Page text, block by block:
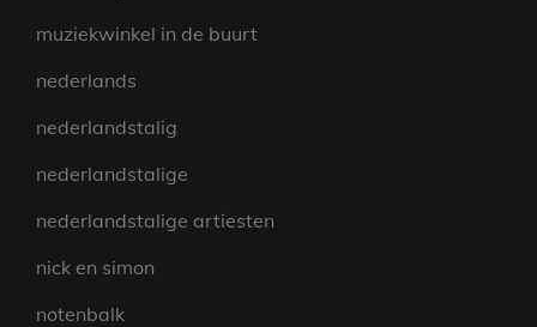
muziekwinkel in de buurt
nederlands
nederlandstalig
nederlandstalige
nederlandstalige artiesten
nick en simon
notenbalk